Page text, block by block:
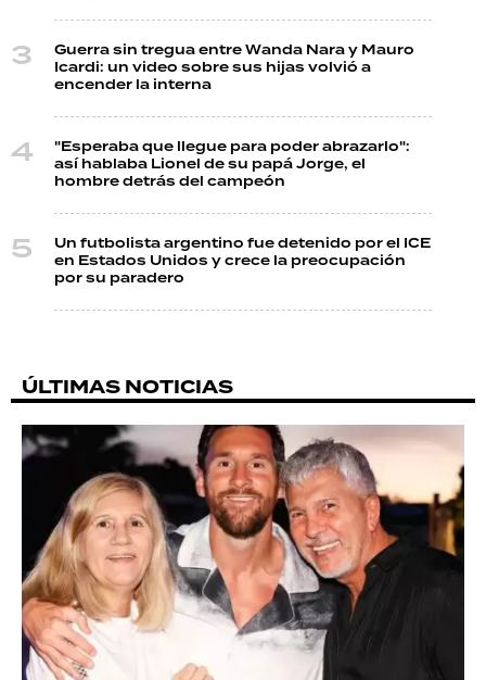
Guerra sin tregua entre Wanda Nara y Mauro
Icardi: un video sobre sus hijas volvió a
encender la interna
"Esperaba que llegue para poder abrazarlo":
así hablaba Lionel de su papá Jorge, el
hombre detrás del campeón
Un futbolista argentino fue detenido por el ICE
en Estados Unidos y crece la preocupación
por su paradero
ÚLTIMAS NOTICIAS